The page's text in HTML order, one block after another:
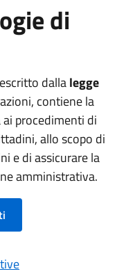
di
dallalegge
contiene la
procedimenti di
allo scopo di
e di assicurare la
amministrativa.